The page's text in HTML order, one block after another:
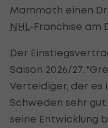
Mammoth einen
NHL -Franchise am
Der
Saison 2026/27.
Verteidiger, der es
Schweden sehr
seine Entwicklung